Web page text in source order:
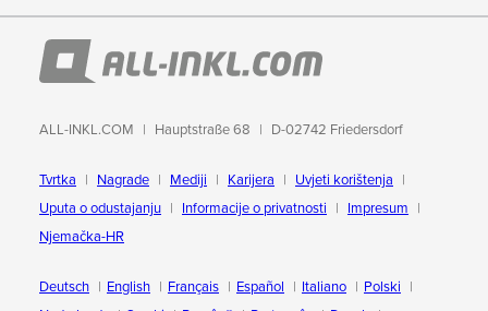
ALL-INKL.COM Hauptstraße 68 D-02742 Friedersdorf
Tvrtka Nagrade Mediji Karijera
Uvjeti korištenja
Uputa o odustajanju
Informacije o privatnosti
Impresum
Njemačka-HR
Deutsch English Français Español Italiano
Polski